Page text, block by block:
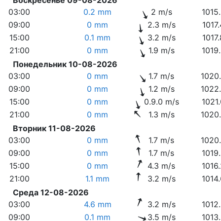
03:00
0.2 mm 2 m/s
09:00
0 mm 2.3 m/s
15:00
0.1 mm 3.2 m/s
21:00
0 mm 1.9 m/s
Понедельник 10-08-2026
03:00
0 mm 1.7 m/s
09:00
0 mm 1.2 m/s
15:00
0 mm 0.9.0 m/s
21:00
0 mm 1.3 m/s
Вторник 11-08-2026
03:00
0 mm 1.7 m/s
09:00
0 mm 1.7 m/s
15:00
0 mm 4.3 m/s
21:00
1.1 mm 3.2 m/s
Среда 12-08-2026
03:00
4.6 mm 3.2 m/s
09:00
0.1 mm 3.5 m/s